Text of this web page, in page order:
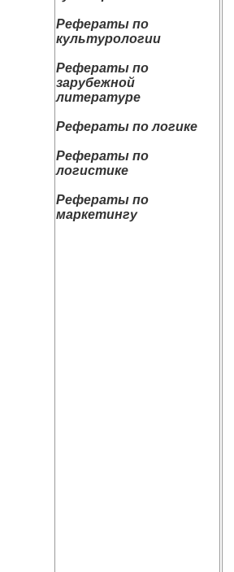
Рефераты по
культурологии
Рефераты по
зарубежной
литературе
Рефераты по логике
Рефераты по
логистике
Рефераты по
маркетингу